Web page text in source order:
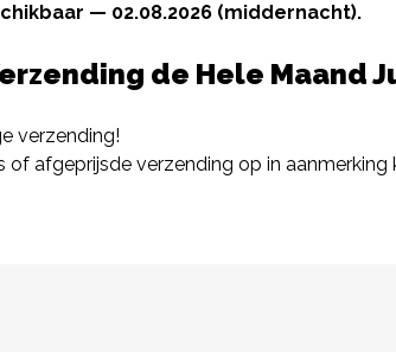
— 02.08.2026 (middernacht).
de Hele Maand
verzending!
of afgeprijsde verzending op in